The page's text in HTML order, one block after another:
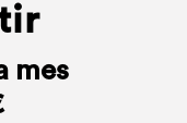
mes